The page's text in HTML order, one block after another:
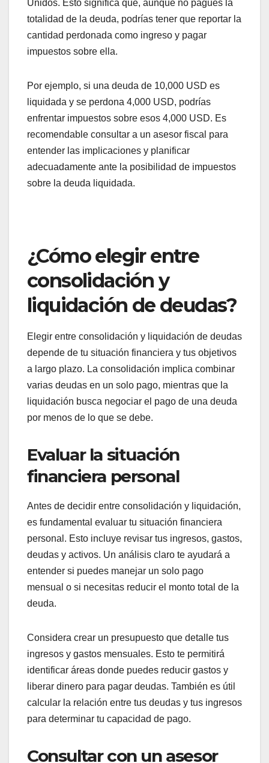
la deuda perdonada
Otro riesgo importante es que la deuda perdonada
Servicio de Impuestos Internos (IRS) en Estados
Unidos. Esto significa que, aunque no pagues la
totalidad de la deuda, podrías tener que reportar la
cantidad perdonada como ingreso y pagar
impuestos sobre ella.
Por ejemplo, si una deuda de 10,000 USD es
entender las implicaciones y planificar
adecuadamente ante la posibilidad de impuestos
sobre la deuda liquidada.
¿Cómo elegir entre
consolidación y
liquidación de deudas?
depende de tu situación financiera y tus objetivos
a largo plazo. La consolidación implica combinar
varias deudas en un solo pago, mientras que la
Evaluar la situación
financiera personal
Antes de decidir entre consolidación y liquidación,
es fundamental evaluar tu situación financiera
deudas y activos. Un análisis claro te ayudará a